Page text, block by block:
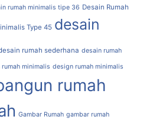
rumah minimalis tipe 36 Desain Rumah
Type 45 desain
rumah sederhana desain rumah
minimalis design rumah minimalis
rumah
Gambar Rumah gambar rumah